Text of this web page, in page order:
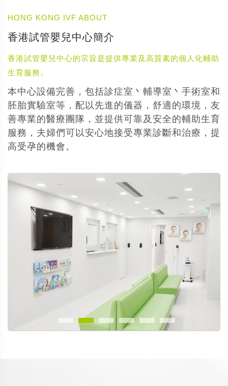
HONG KONG IVF ABOUT
香港試管嬰兒中心簡介
香港試管嬰兒中心的宗旨是提供專業及高質素的個人化輔助
生育服務。
本中心設備完善，包括診症室丶輔導室丶手術室和
胚胎實驗室等，配以先進的儀器，舒適的環境，友
善專業的醫療團隊，並提供可靠及安全的輔助生育
服務，夫婦們可以安心地接受專業診斷和治療，提
高受孕的機會。